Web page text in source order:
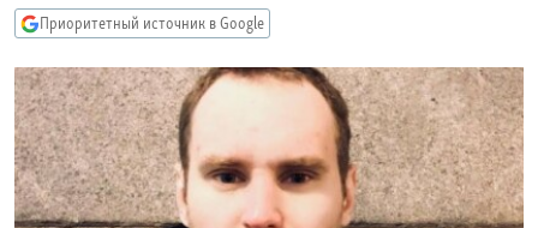
главной
навигации
Вернутся
поиску
IDEL.РЕАЛИИ
КАВКАЗ.РЕАЛИИ
СЕВЕР.РЕАЛИИ
СИБИРЬ.РЕАЛИИ
РАСПИСАНИЕ ВЕЩАНИЯ
Приоритетный источник в Google